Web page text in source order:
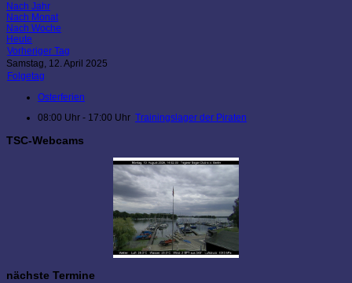
Nach Jahr
Nach Monat
Nach Woche
Heute
Vorheriger Tag
Samstag, 12. April 2025
Folgetag
Osterferien
08:00 Uhr - 17:00 Uhr Trainingslager der Piraten
TSC-Webcams
nächste Termine